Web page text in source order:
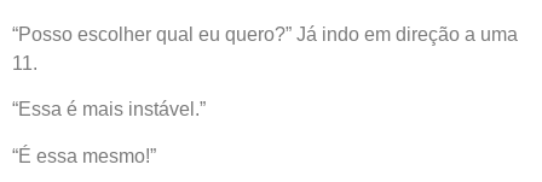
“Posso escolher qual eu quero?” Já indo em direção a uma
11.
“Essa é mais instável.”
“É essa mesmo!”